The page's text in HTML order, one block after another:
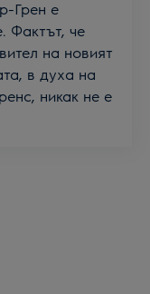
Грен е
Фактът, че
на новият
в духа на
никак не е